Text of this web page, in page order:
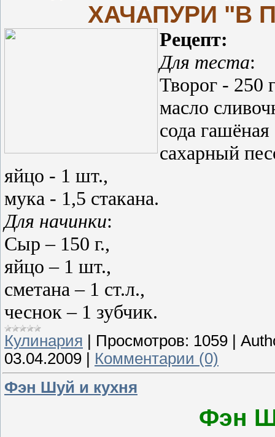
ХАЧАПУРИ "В
Рецепт:
Для теста:
Творог - 250
масло
сода
сахарный
яйцо - 1 шт.,
мука - 1,5 стакана.
Для начинки:
Сыр – 150 г.,
яйцо – 1 шт.,
сметана – 1 ст.л.,
чеснок – 1 зубчик.
Кулинария Просмотров: 1059
03.04.2009
Комментарии (0)
Фэн Шуй и кухня
Фэн